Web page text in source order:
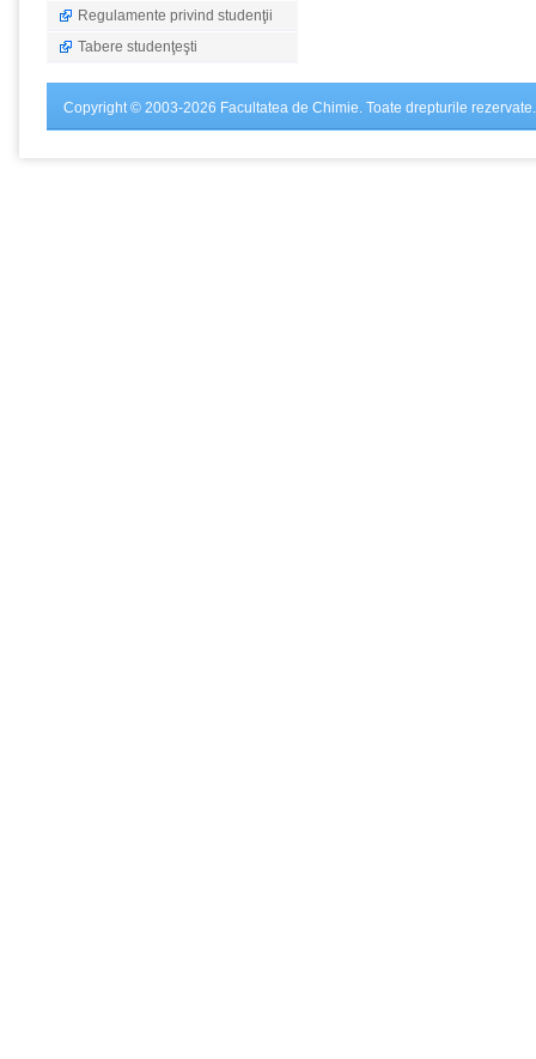
Regulamente privind studenţii
Tabere studenţeşti
Copyright © 2003-2026 Facultatea de Chimie. Toate drepturile